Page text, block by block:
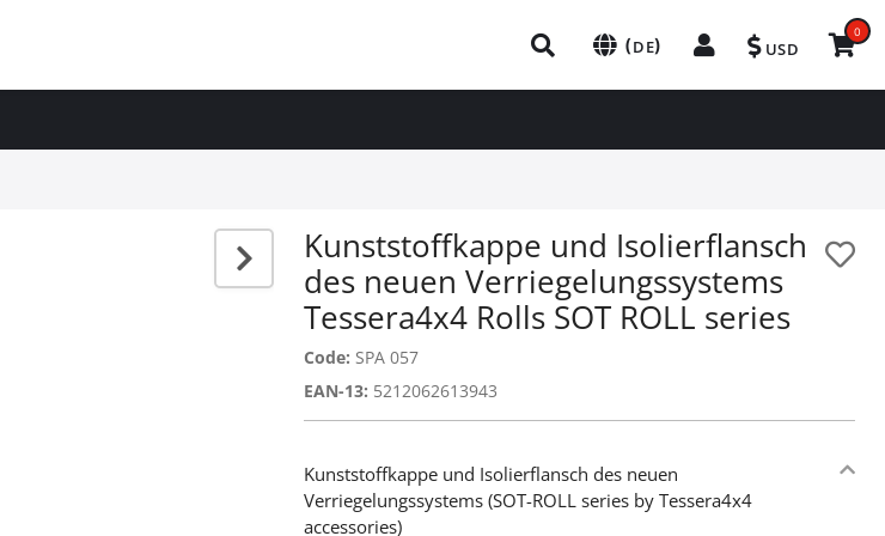
(DE) USD
0
Kunststoffkappe und Isolierflansch
des neuen Verriegelungssystems
Tessera4x4 Rolls SOT ROLL series
Code: SPA 057
EAN-13: 5212062613943
Kunststoffkappe und Isolierflansch des neuen
Verriegelungssystems (SOT-ROLL series by Tessera4x4
accessories)